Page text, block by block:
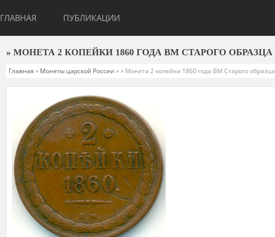
ГЛАВНАЯ ПУБЛИКАЦИИ
» МОНЕТА 2 КОПЕЙКИ 1860 ГОДА ВМ СТАРОГО ОБРАЗЦА
Главная » Монеты царской России »» Монета 2 копейки 1860 года ВМ Старого образца